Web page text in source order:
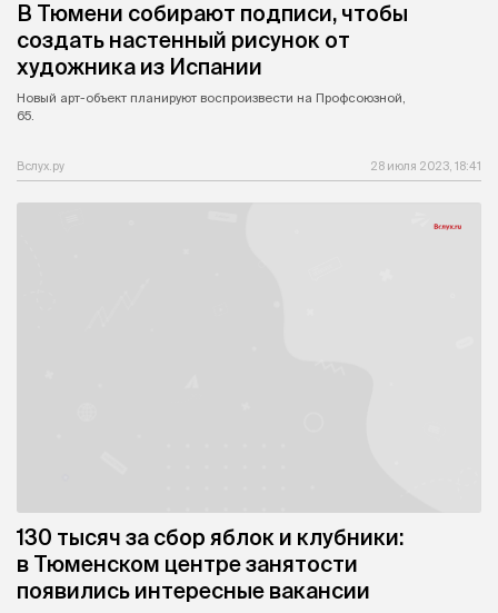
В Тюмени собирают подписи, чтобы
создать настенный рисунок от
художника из Испании
Новый арт-объект планируют воспроизвести на Профсоюзной,
65.
Вслух.ру 28 июля 2023, 18:41
130 тысяч за сбор яблок и клубники:
в Тюменском центре занятости
появились интересные вакансии